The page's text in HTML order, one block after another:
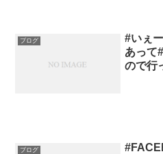
ブログ
#いぇ
あって
ので行
ブログ